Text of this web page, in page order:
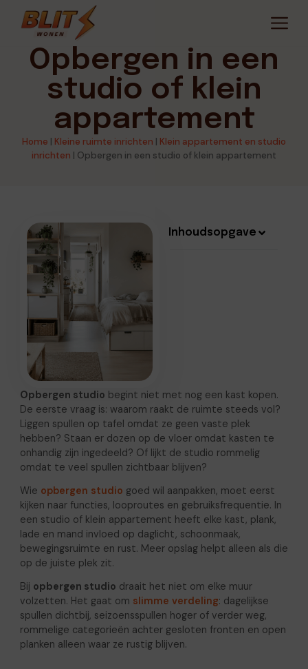
Opbergen in een
studio of klein
appartement
Home | Kleine ruimte inrichten | Klein appartement en studio
inrichten | Opbergen in een studio of klein appartement
Opbergen studio begint niet met nog een kast kopen.
De eerste vraag is: waarom raakt de ruimte steeds vol?
Liggen spullen op tafel omdat ze geen vaste plek
hebben? Staan er dozen op de vloer omdat kasten te
onhandig zijn ingedeeld? Of lijkt de studio rommelig
omdat te veel spullen zichtbaar blijven?
Wie opbergen studio goed wil aanpakken, moet eerst
kijken naar functies, looproutes en gebruiksfrequentie. In
een studio of klein appartement heeft elke kast, plank,
lade en mand invloed op daglicht, schoonmaak,
bewegingsruimte en rust. Meer opslag helpt alleen als die
op de juiste plek zit.
Bij opbergen studio draait het niet om elke muur
volzetten. Het gaat om slimme verdeling: dagelijkse
spullen dichtbij, seizoensspullen hoger of verder weg,
rommelige categorieën achter gesloten fronten en open
planken alleen waar ze rustig blijven.
Inhoudsopgave